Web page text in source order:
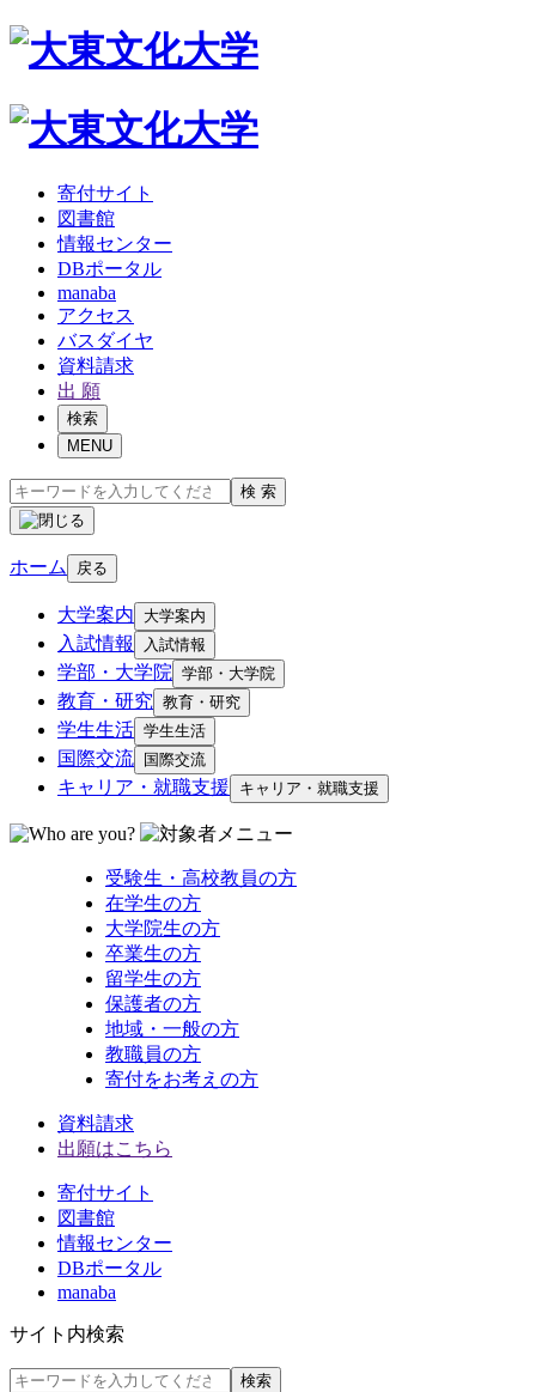
寄付サイト
図書館
情報センター
DBポータル
manaba
アクセス
バスダイヤ
資料請求
出 願
検索
MENU
検 索
ホーム 戻る
大学案内 大学案内
入試情報 入試情報
学部・大学院 学部・大学院
教育・研究 教育・研究
学生生活 学生生活
国際交流 国際交流
キャリア・就職支援 キャリア・就職支援
受験生・高校教員の方
在学生の方
大学院生の方
卒業生の方
留学生の方
保護者の方
地域・一般の方
教職員の方
寄付をお考えの方
資料請求
出願はこちら
寄付サイト
図書館
情報センター
DBポータル
manaba
サイト内検索
検索